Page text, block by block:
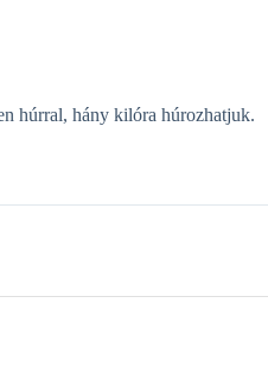
húrral, hány kilóra húrozhatjuk.